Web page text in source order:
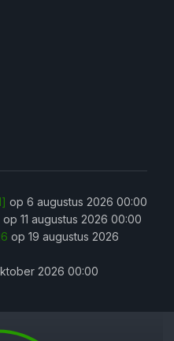
op 6 augustus 2026 00:00
op 11 augustus 2026 00:00
op 19 augustus 2026
2026 00:00